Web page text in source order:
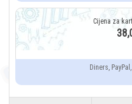
Diners,